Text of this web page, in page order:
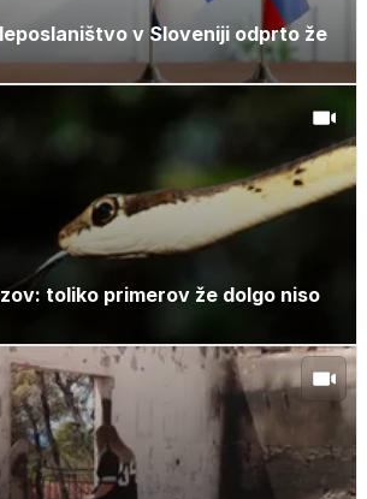
v Sloveniji odprto že
toliko primerov že dolgo niso